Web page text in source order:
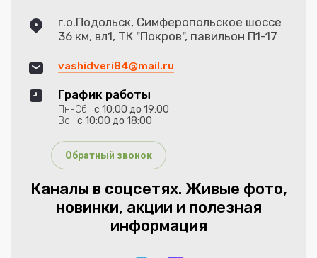
г.о.Подольск, Симферопольское шоссе
36 км, вл1, ТК "Покров", павильон П1-17
vashidveri84@mail.ru
График работы
Пн-Сб
с 10:00 до 19:00
Вс
с 10:00 до 18:00
Обратный звонок
Каналы в соцсетях. Живые фото,
новинки, акции и полезная
информация